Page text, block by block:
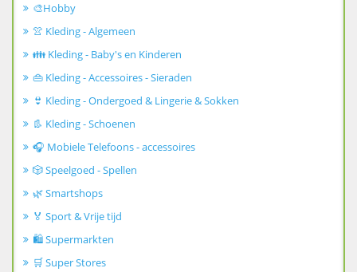
🎨Hobby
👚 Kleding - Algemeen
👪 Kleding - Baby's en Kinderen
👜 Kleding - Accessoires - Sieraden
👙 Kleding - Ondergoed & Lingerie & Sokken
👢 Kleding - Schoenen
🎧 Mobiele Telefoons - accessoires
🎲 Speelgoed - Spellen
🌿 Smartshops
🏅 Sport & Vrije tijd
🛍️ Supermarkten
🛒 Super Stores